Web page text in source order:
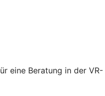
eine Beratung in der VR-